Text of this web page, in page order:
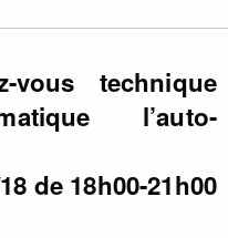
vous technique
l’auto-
de 18h00-21h00